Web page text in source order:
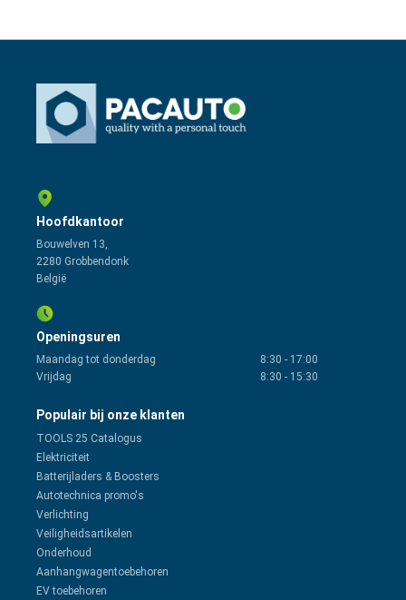
Hoofdkantoor
Bouwelven 13,
2280 Grobbendonk
België
Openingsuren
Maandag tot donderdag 8:30 - 17:00
Vrijdag
8:30 - 15:30
Populair bij onze klanten
TOOLS 25 Catalogus
Elektriciteit
Batterijladers & Boosters
Autotechnica promo's
Verlichting
Veiligheidsartikelen
Onderhoud
Aanhangwagentoebehoren
EV toebehoren